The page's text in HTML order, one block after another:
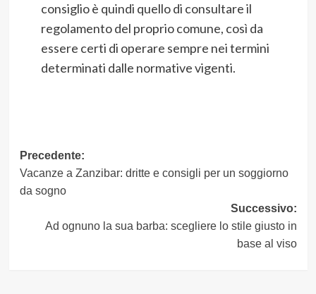
consiglio è quindi quello di consultare il
regolamento del proprio comune, così da
essere certi di operare sempre nei termini
determinati dalle normative vigenti.
Navigazione
articolo
Precedente:
Vacanze a Zanzibar: dritte e consigli per un soggiorno
da sogno
Successivo:
Ad ognuno la sua barba: scegliere lo stile giusto in
base al viso